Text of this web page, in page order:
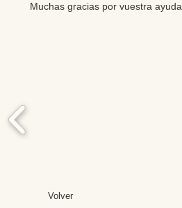
Muchas gracias por vuestra ayuda.
Volver